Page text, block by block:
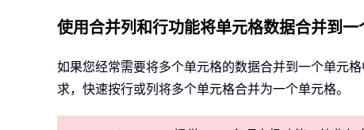
使用合并列和行功能将单元格数据合并到
如果您经常需要将多个单元格的数据合并到一个单元格
求，快速按行或列将多个单元格合并为一个单元格。